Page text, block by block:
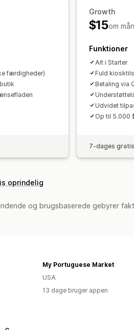
færdigheder)
Growth
$15om
Funktioner
Alt i Starter
Fuld
Betaling via
Udvidet
Op til 5.000
7-dages
oprindelig
og brugsbaserede gebyrer
My Portuguese Market
USA
13 dage bruger appen